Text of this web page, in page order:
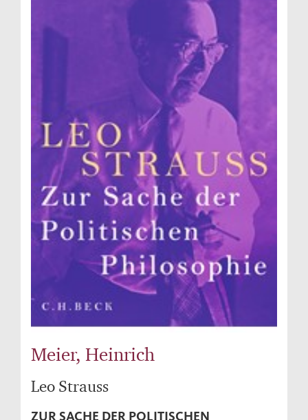
Meier, Heinrich
Leo Strauss
ZUR SACHE DER POLITISCHEN